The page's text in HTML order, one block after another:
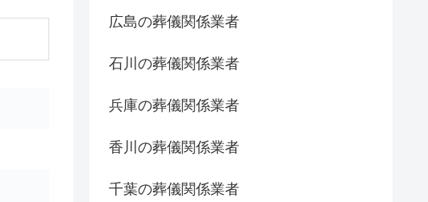
広島の葬儀関係業者
石川の葬儀関係業者
兵庫の葬儀関係業者
香川の葬儀関係業者
千葉の葬儀関係業者